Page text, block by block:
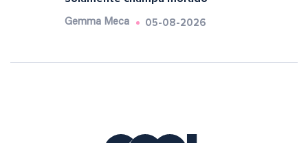
Gemma Meca 05-08-2026